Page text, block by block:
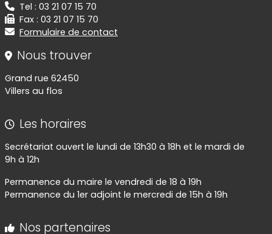
Tel : 03 21 07 15 70
Fax : 03 21 07 15 70
Formulaire de contact
Nous trouver
Grand rue 62450
Villers au flos
Les horaires
Secrétariat ouvert le lundi de 13h30 à 18h et le mardi de
9h à 12h
Permanence du maire le vendredi de 18 à 19h
Permanence du 1er adjoint le mercredi de 15h à 19h
Nos partenaires